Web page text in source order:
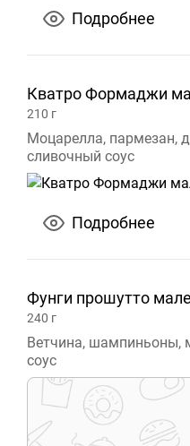
Подробнее
Кватро Формаджи
210 г
Моцарелла, пармезан,
сливочный соус
Подробнее
Фунги прошутто
240 г
Ветчина, шампиньоны,
соус